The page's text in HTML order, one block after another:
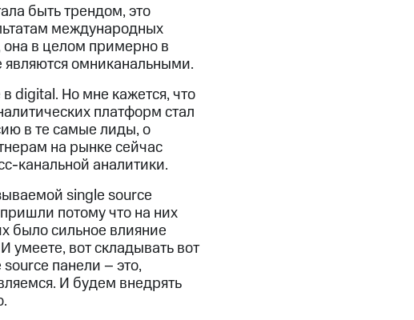
быть трендом, это
международных
в целом примерно в
омниканальными.
digital. Но мне кажется, что
платформ стал
в те самые лиды, о
на рынке сейчас
канальной аналитики.
single source
потому что на них
было сильное влияние
вот складывать вот
панели – это,
И будем внедрять